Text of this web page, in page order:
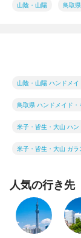
山陰・山陽 鳥取県
山陰・山陽 ハンドメイ
鳥取県 ハンドメイド・
米子・皆生・大山 ハ
米子・皆生・大山 ガ
人気の行き先